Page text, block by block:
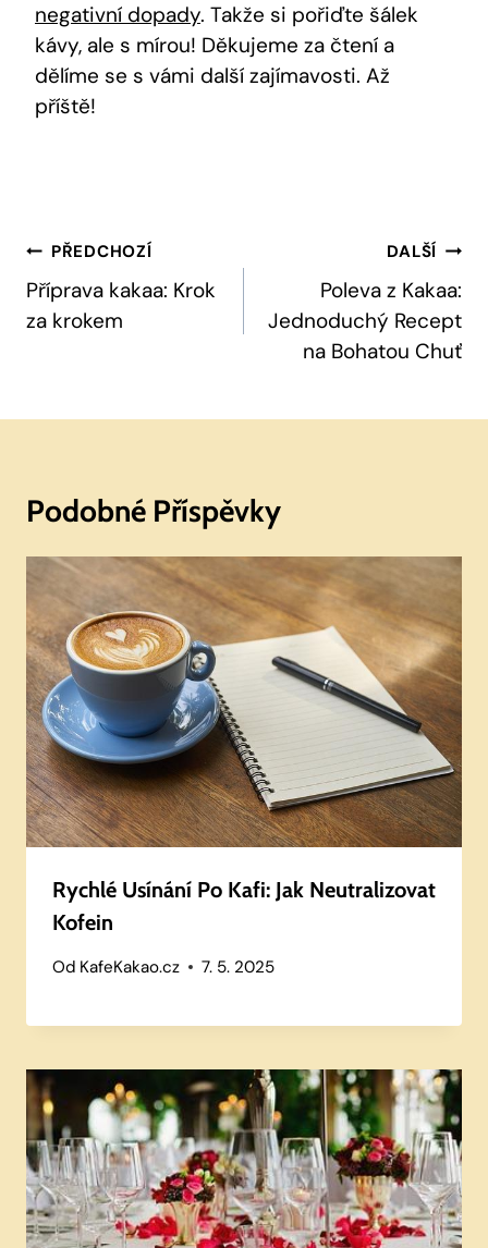
negativní dopady. Takže si pořiďte šálek
kávy, ale s mírou! Děkujeme za čtení a
dělíme se s vámi další zajímavosti. Až
příště!
Navigace
Pro
Příspěvek
PŘEDCHOZÍ
Příprava kakaa: Krok
za krokem
DALŠÍ
Poleva z Kakaa:
Jednoduchý Recept
na Bohatou Chuť
Podobné Příspěvky
Rychlé Usínání Po Kafi: Jak Neutralizovat
Kofein
Od KafeKakao.cz 7. 5. 2025